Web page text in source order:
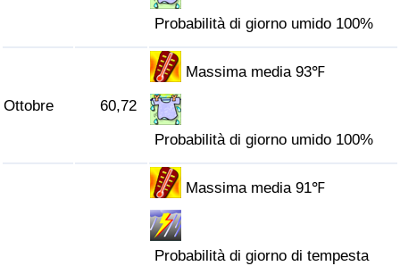
Probabilità di giorno umido 100%
Ottobre 60,72
Massima media 93℉
Probabilità di giorno umido 100%
Massima media 91℉
Probabilità di giorno di tempesta